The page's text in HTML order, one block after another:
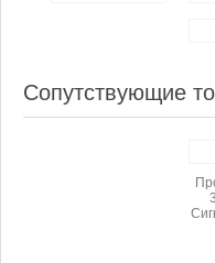
Сопутствующие